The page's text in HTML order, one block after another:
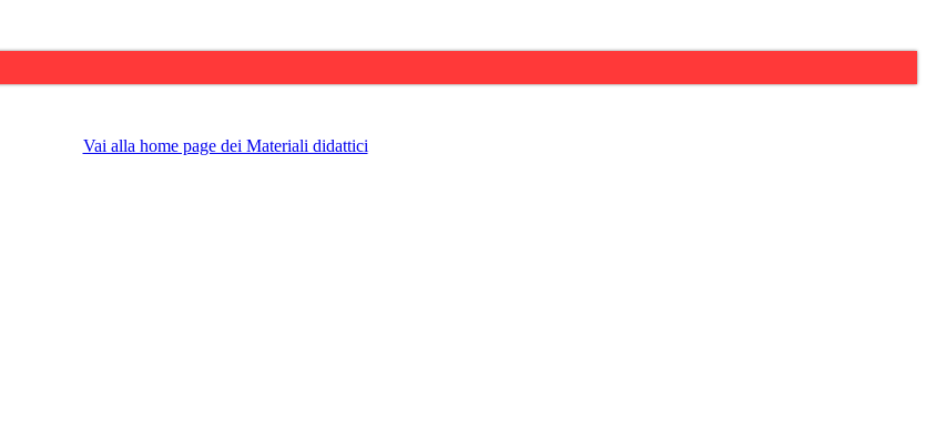
Vai alla home page dei Materiali didattici